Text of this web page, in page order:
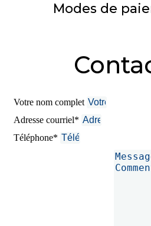
Modes de
Votre nom complet
Adresse courriel*
Téléphone*